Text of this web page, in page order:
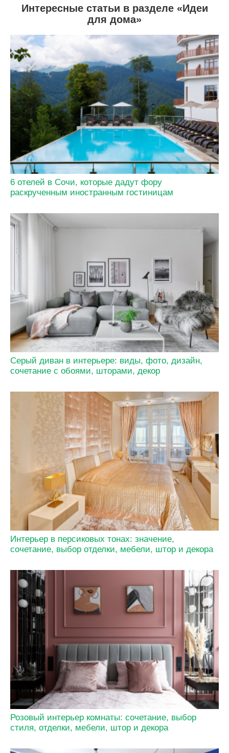
Интересные статьи в разделе «Идеи
для дома»
6 отелей в Сочи, которые дадут фору
раскрученным иностранным гостиницам
Серый диван в интерьере: виды, фото, дизайн,
сочетание с обоями, шторами, декор
Интерьер в персиковых тонах: значение,
сочетание, выбор отделки, мебели, штор и декора
Розовый интерьер комнаты: сочетание, выбор
стиля, отделки, мебели, штор и декора